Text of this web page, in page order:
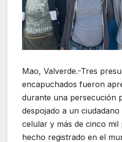
Mao, Valverde.-Tres
encapuchados fueron
durante una persecución
despojado a un
celular y más de cinco mil
hecho registrado en el